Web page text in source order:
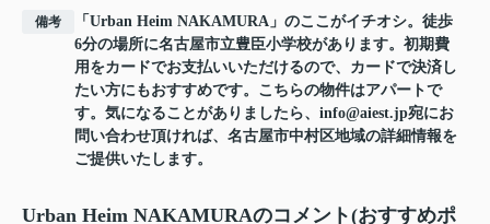
備考
「Urban Heim NAKAMURA」のここがイチオシ。徒歩
6分の場所に名古屋市立豊臣小学校があります。初期費
用をカードでお支払いいただけるので、カードで決済し
たい方にもおすすめです。こちらの物件はアパートで
す。気になることがありましたら、info@aiest.jp宛にお
問い合わせ頂ければ、名古屋市中村区地域の詳細情報を
ご提供いたします。
Urban Heim NAKAMURAのコメント(おすすめポ